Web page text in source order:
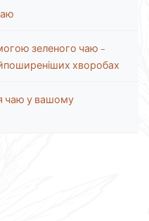
зеленого чаю –
хворобах
чаю у вашому